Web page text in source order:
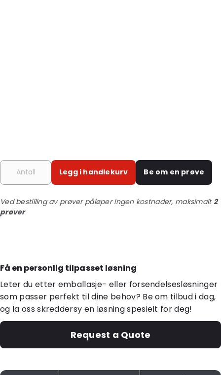
Legg i handlekurv Be om en prøve
Ved bestilling av prøver påløper ingen kostnader, maksimalt2
prøver
Få en personlig tilpasset løsning
Leter du etter emballasje- eller forsendelsesløsninger
som passer perfekt til dine behov? Be om tilbud i dag,
og la oss skreddersy en løsning spesielt for deg!
Request a Quote